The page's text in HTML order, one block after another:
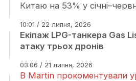
Китаю на 53% у
10:01 / 22 липня, 2026
Екіпаж LPG-танкера Gas
атаку трьох дронів
03:06 / 21 липня, 2026
В Martin прокоментували